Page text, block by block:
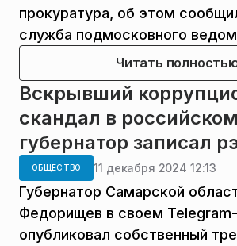
прокуратура, об этом
служба подмосковного
Читать
Вскрывший
скандал в
губернатор записал
ОБЩЕСТВО 11 декабря 2024 12:13
Губернатор Самарской
Федорищев в своем
опубликовал собственный